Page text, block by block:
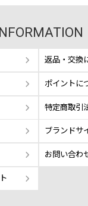
返品・交換
ポイントに
特定商取引
ブランドサ
お問い合わ